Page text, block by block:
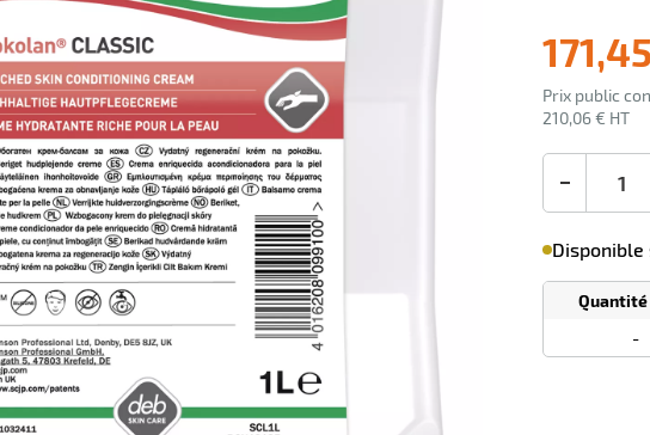
171,45
Ecotaxe
: 0,00 €
Prix public
210,06 € HT
offerte
de
commande
Disponible
M'avertir de
disponibilité(5)
TarifQuantité
-